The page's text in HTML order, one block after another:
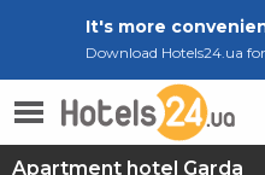
It's more
Download Hotels24.ua
Apartment hotel Garda